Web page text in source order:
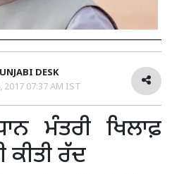
DESK
2017 07:37 AM IST
ਮੰਤਰੀ ਖਿਲਾਫ਼
ਕੀਤੀ ਰੱਦ